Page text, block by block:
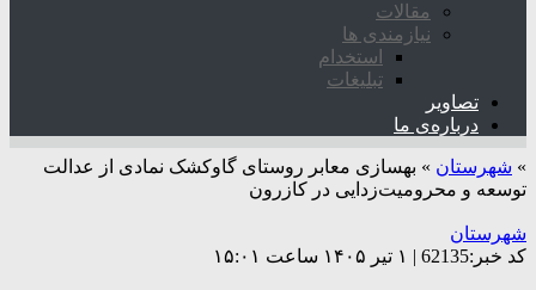
مقالات
نیازمندی ها
استخدام
تبلیغات
تصاویر
درباره‌ی ما
» شهرستان » بهسازی معابر روستای گاوکشک نمادی از عدالت
توسعه و محرومیت‌زدایی در کازرون
شهرستان
کد خبر:62135 | ۱ تیر ۱۴۰۵ ساعت ۱۵:۰۱